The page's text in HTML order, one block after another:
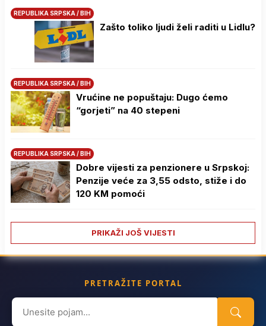
REPUBLIKA SRPSKA / BIH
Zašto toliko ljudi želi raditi u Lidlu?
REPUBLIKA SRPSKA / BIH
Vrućine ne popuštaju: Dugo ćemo
“gorjeti” na 40 stepeni
REPUBLIKA SRPSKA / BIH
Dobre vijesti za penzionere u Srpskoj:
Penzije veće za 3,55 odsto, stiže i do
120 KM pomoći
PRIKAŽI JOŠ VIJESTI
PRETRAŽITE PORTAL
Search
for: